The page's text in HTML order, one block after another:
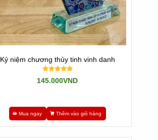
Kỷ niệm chương thủy tinh vinh danh
145.000VND
Mua ngay Thêm vào giỏ hàng